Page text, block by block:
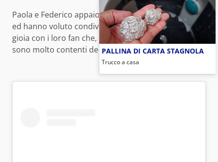
Paola e Federico appaiono più innamorati che mai
ed hanno voluto condividere questo momento di
gioia con i loro fan che, come si legge nei commenti,
sono molto contenti della felicità della coppia.
PALLINA DI CARTA STAGNOLA
Trucco a casa